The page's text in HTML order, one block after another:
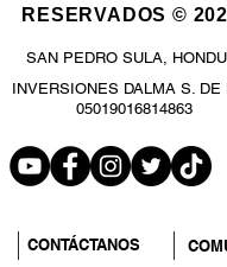
RESERVADOS ©
SAN PEDRO SULA,
INVERSIONES DALMA S. DE
05019016814863
CONTÁCTANOS